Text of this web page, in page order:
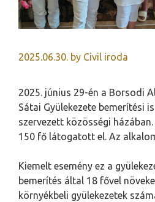
2025.06.30. by Civil iroda
2025. június 29-én a Borsodi
Sátai Gyülekezete bemerítési
szervezett közösségi
150 fő látogatott el. Az
Kiemelt esemény ez a
bemerítés által 18 fővel
környékbeli gyülekezetek